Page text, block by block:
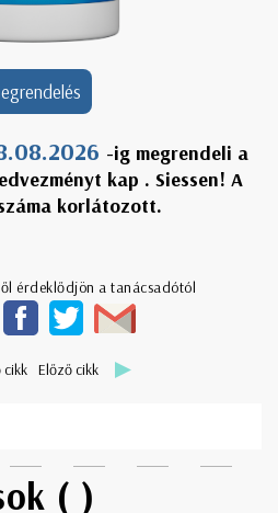
-ig megrendeli a
kap . Siessen! A
korlátozott.
érdeklődjön a tanácsadótól
cikk Előző cikk
( )